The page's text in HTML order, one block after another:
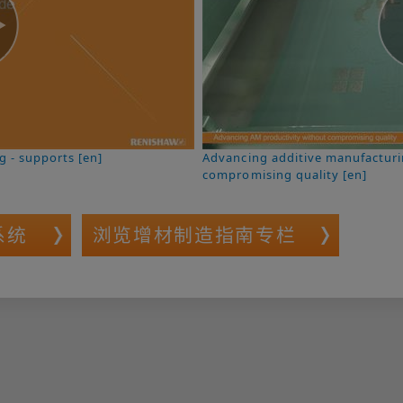
- supports [en]
Advancing additive
compromising quality [en]
统 浏览增材制造指南专栏